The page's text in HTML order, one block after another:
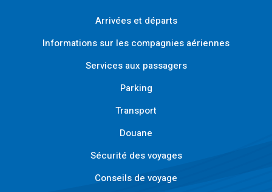
Arrivées et départs
Informations sur les compagnies aériennes
Services aux passagers
Parking
Transport
Douane
Sécurité des voyages
Conseils de voyage